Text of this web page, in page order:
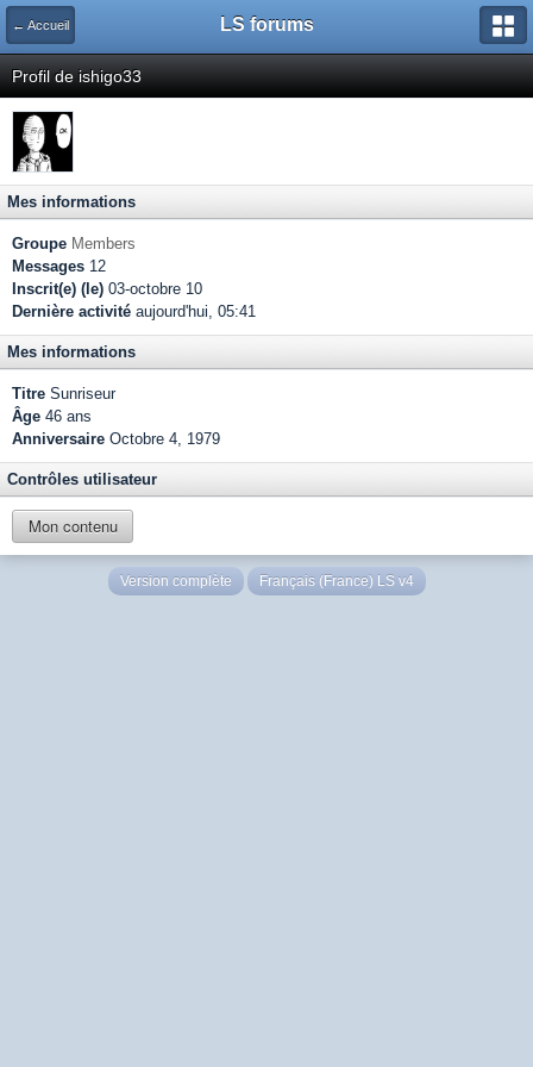
← Accueil LS forums
Profil de ishigo33
Mes informations
Groupe Members
Messages 12
Inscrit(e) (le) 03-octobre 10
Dernière activité aujourd'hui, 05:41
Mes informations
Titre Sunriseur
Âge 46 ans
Anniversaire Octobre 4, 1979
Contrôles utilisateur
Mon contenu
Version complète Français (France) LS v4